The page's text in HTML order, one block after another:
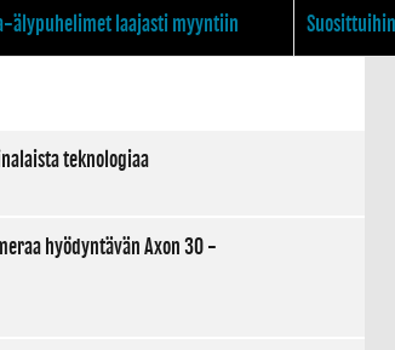
älypuhelimet laajasti myyntiin
– merkittävä
ZTE K2 Pro
teknologiaa
hyödyntävän Axon 30 -